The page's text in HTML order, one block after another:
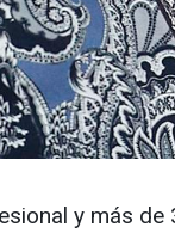
y más